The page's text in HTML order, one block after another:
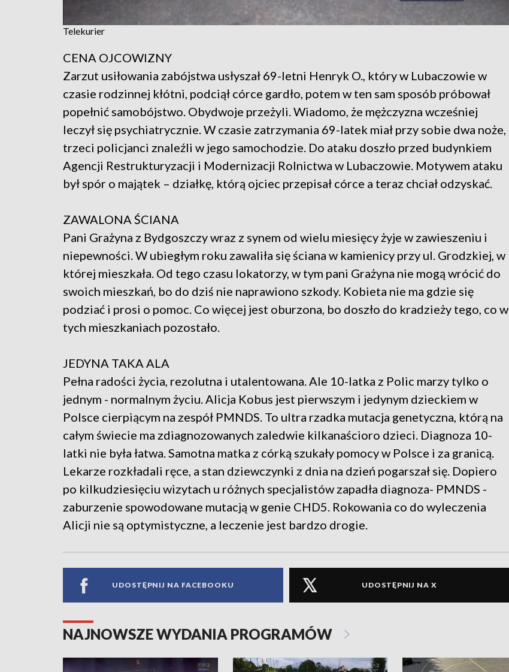
Telekurier
CENA OJCOWIZNY
Zarzut usiłowania zabójstwa usłyszał 69-letni Henryk O., który w Lubaczowie w
czasie rodzinnej kłótni, podciął córce gardło, potem w ten sam sposób próbował
popełnić samobójstwo. Obydwoje przeżyli. Wiadomo, że mężczyzna wcześniej
leczył się psychiatrycznie. W czasie zatrzymania 69-latek miał przy sobie dwa noże,
trzeci policjanci znaleźli w jego samochodzie. Do ataku doszło przed budynkiem
Agencji Restrukturyzacji i Modernizacji Rolnictwa w Lubaczowie. Motywem ataku
był spór o majątek – działkę, którą ojciec przepisał córce a teraz chciał odzyskać.
ZAWALONA ŚCIANA
Pani Grażyna z Bydgoszczy wraz z synem od wielu miesięcy żyje w zawieszeniu i
niepewności. W ubiegłym roku zawaliła się ściana w kamienicy przy ul. Grodzkiej, w
której mieszkała. Od tego czasu lokatorzy, w tym pani Grażyna nie mogą wrócić do
swoich mieszkań, bo do dziś nie naprawiono szkody. Kobieta nie ma gdzie się
podziać i prosi o pomoc. Co więcej jest oburzona, bo doszło do kradzieży tego, co w
tych mieszkaniach pozostało.
JEDYNA TAKA ALA
Pełna radości życia, rezolutna i utalentowana. Ale 10-latka z Polic marzy tylko o
jednym - normalnym życiu. Alicja Kobus jest pierwszym i jedynym dzieckiem w
Polsce cierpiącym na zespół PMNDS. To ultra rzadka mutacja genetyczna, którą na
całym świecie ma zdiagnozowanych zaledwie kilkanaścioro dzieci. Diagnoza 10-
latki nie była łatwa. Samotna matka z córką szukały pomocy w Polsce i za granicą.
Lekarze rozkładali ręce, a stan dziewczynki z dnia na dzień pogarszał się. Dopiero
po kilkudziesięciu wizytach u różnych specjalistów zapadła diagnoza- PMNDS -
zaburzenie spowodowane mutacją w genie CHD5. Rokowania co do wyleczenia
Alicji nie są optymistyczne, a leczenie jest bardzo drogie.
UDOSTĘPNIJ NA FACEBOOKU UDOSTĘPNIJ NA X
NAJNOWSZE WYDANIA PROGRAMÓW